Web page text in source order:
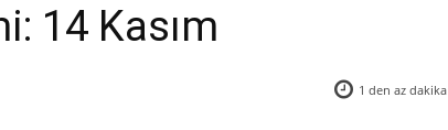
14 Kasım
1 den az dakika